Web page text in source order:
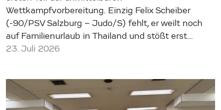
Wettkampfvorbereitung. Einzig Felix Scheiber
(-90/PSV Salzburg – Judo/S) fehlt, er weilt noch
auf Familienurlaub in Thailand und stößt erst…
23. Juli 2026